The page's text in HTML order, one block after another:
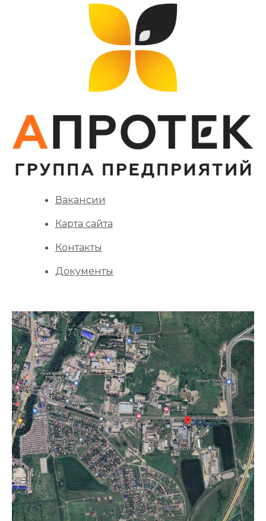
Вакансии
Карта сайта
Контакты
Документы